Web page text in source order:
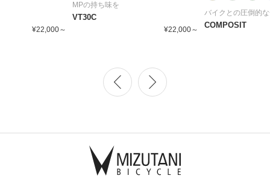
¥22,000～
MPの持ち味を
VT30C
¥22,000～
バイクとの圧倒的
COMPOSIT